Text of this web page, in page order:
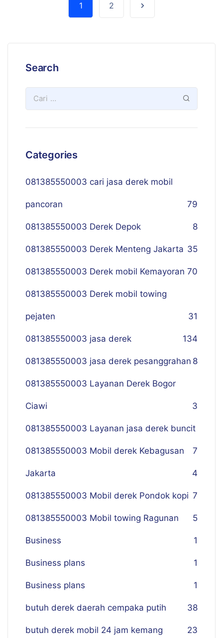
1 2
Search
Categories
081385550003 cari jasa derek mobil
pancoran 79
081385550003 Derek Depok 8
081385550003 Derek Menteng Jakarta 35
081385550003 Derek mobil Kemayoran 70
081385550003 Derek mobil towing
pejaten 31
081385550003 jasa derek 134
081385550003 jasa derek pesanggrahan 8
081385550003 Layanan Derek Bogor
Ciawi 3
081385550003 Layanan jasa derek buncit
7
081385550003 Mobil derek Kebagusan
Jakarta 4
081385550003 Mobil derek Pondok kopi 7
081385550003 Mobil towing Ragunan 5
Business 1
Business plans 1
Business plans 1
butuh derek daerah cempaka putih 38
butuh derek mobil 24 jam kemang 23